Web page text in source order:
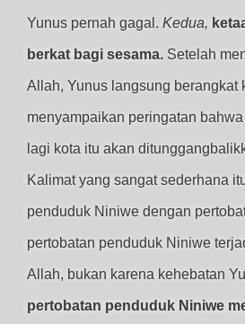
Yunus pernah gagal. Kedua,
berkat bagi sesama. Setelah
Allah, Yunus langsung berangkat
menyampaikan peringatan
lagi kota itu akan
Kalimat yang sangat sederhana
penduduk Niniwe dengan
pertobatan penduduk Niniwe
Allah, bukan karena kehebatan
pertobatan penduduk Niniwe